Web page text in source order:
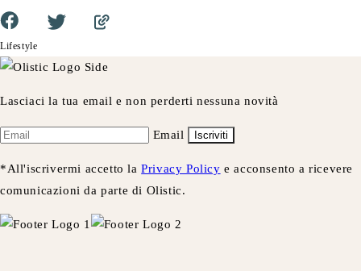
Lifestyle
Lasciaci la tua email e non perderti nessuna novità
Email Iscriviti
*All'iscrivermi accetto laPrivacy Policy e acconsento a ricevere
comunicazioni da parte di Olistic.